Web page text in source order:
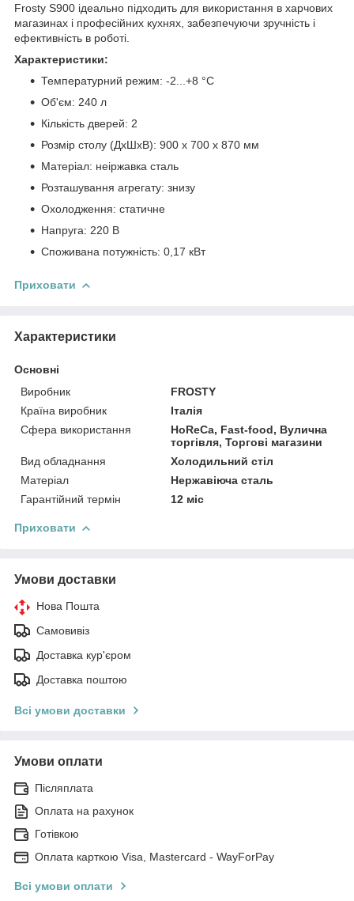
Frosty S900 ідеально підходить для використання в харчових
магазинах і професійних кухнях, забезпечуючи зручність і
ефективність в роботі.
Характеристики:
Температурний режим: -2...+8 °C
Об'єм: 240 л
Кількість дверей: 2
Розмір столу (ДхШхВ): 900 x 700 x 870 мм
Матеріал: неіржавка сталь
Розташування агрегату: знизу
Охолодження: статичне
Напруга: 220 В
Споживана потужність: 0,17 кВт
Приховати
Характеристики
Основні
Виробник
FROSTY
Країна виробник
Італія
Сфера використання
HoReCa, Fast-food, Вулична
торгівля, Торгові магазини
Вид обладнання
Холодильний стіл
Матеріал
Нержавіюча сталь
Гарантійний термін
12 міс
Приховати
Умови доставки
Нова Пошта
Самовивіз
Доставка кур'єром
Доставка поштою
Всі умови доставки
Умови оплати
Післяплата
Оплата на рахунок
Готівкою
Оплата карткою Visa, Mastercard - WayForPay
Всі умови оплати